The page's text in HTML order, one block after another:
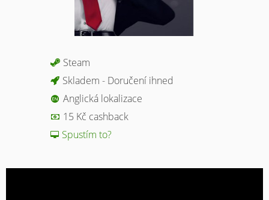
Steam
Skladem - Doručení ihned
Anglická lokalizace
15 Kč cashback
Spustím to?